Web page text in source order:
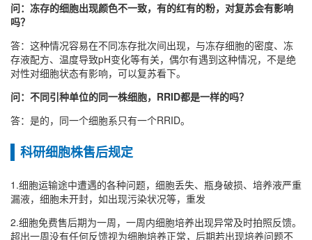
问：冻存的细胞出现颜色不一致，有的红有的粉，对复苏会有影响
吗？
答：这种情况容易在不同冻存批次间出现，与冻存细胞的密度、冻
存液配方、温度导致pH变化等有关，偶尔有遇到这种情况，不是绝
对性对细胞状态有影响，可以复苏看下。
问：不同引种单位的同一株细胞，RRID都是一样的吗？
答：是的，同一个细胞系只有一个RRID。
科研细胞株售后规定
1.细胞运输途中遭遇的各种问题，细胞丢失、瓶身破损、培养液严重
漏液，细胞未开封，如出现污染状况等，重发
2.细胞免费售后期为一周，一周内细胞培养出现异常及时拍照反馈。
超出一周没有任何反馈视为细胞培养正常，后期若出现培养问题不